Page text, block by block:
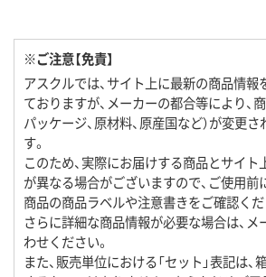
※ご注意【免責】
アスクルでは、サイト上に最新の商品情報
ておりますが、メーカーの都合等により、商
パッケージ、原材料、原産国など）が変更
す。
このため、実際にお届けする商品とサイ
が異なる場合がございますので、ご使用前
商品の商品ラベルや注意書きをご確認くだ
さらに詳細な商品情報が必要な場合は、
わせください。
また、販売単位における「セット」表記は